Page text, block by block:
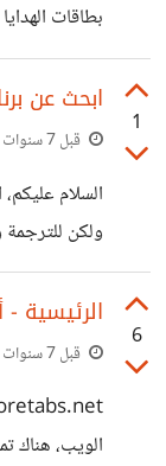
بطاقات
شحن رصيد في
حول العالم
ويطالبون
رأيت في قسم
لاستعادة
1
ابحث عن
قبل 7 سنوات
السلام
ولكن
المتصفح
تعرف أي
6
الرئيسية -
قبل 7 سنوات
الويب، هناك